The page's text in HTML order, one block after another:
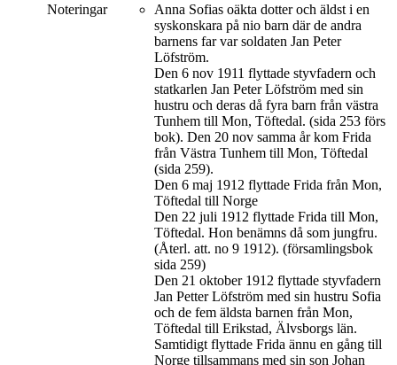
Noteringar
Anna Sofias oäkta dotter och äldst i en
syskonskara på nio barn där de andra
barnens far var soldaten Jan Peter
Löfström.
Den 6 nov 1911 flyttade styvfadern och
statkarlen Jan Peter Löfström med sin
hustru och deras då fyra barn från västra
Tunhem till Mon, Töftedal. (sida 253 förs
bok). Den 20 nov samma år kom Frida
från Västra Tunhem till Mon, Töftedal
(sida 259).
Den 6 maj 1912 flyttade Frida från Mon,
Töftedal till Norge
Den 22 juli 1912 flyttade Frida till Mon,
Töftedal. Hon benämns då som jungfru.
(Återl. att. no 9 1912). (församlingsbok
sida 259)
Den 21 oktober 1912 flyttade styvfadern
Jan Petter Löfström med sin hustru Sofia
och de fem äldsta barnen från Mon,
Töftedal till Erikstad, Älvsborgs län.
Samtidigt flyttade Frida ännu en gång till
Norge tillsammans med sin son Johan